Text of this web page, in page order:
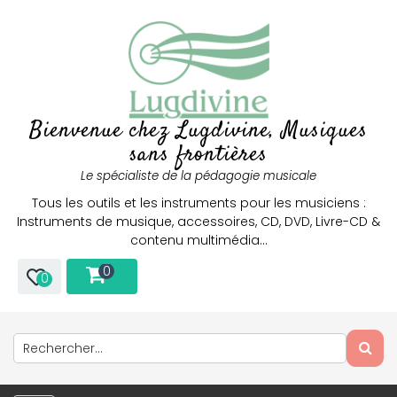
Bienvenue chez Lugdivine, Musiques
sans frontières
Le spécialiste de la pédagogie musicale
Tous les outils et les instruments pour les musiciens :
Instruments de musique, accessoires, CD, DVD, Livre-CD &
contenu multimédia…
0 0